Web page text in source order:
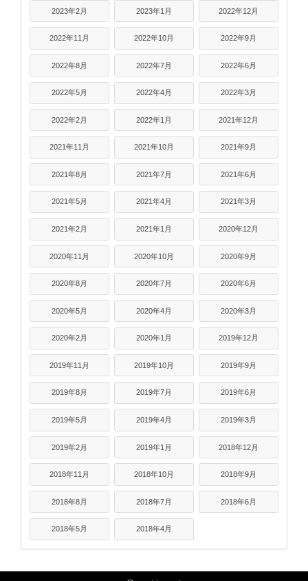
2023年2月 2023年1月 2022年12月
2022年11月 2022年10月 2022年9月
2022年8月 2022年7月 2022年6月
2022年5月 2022年4月 2022年3月
2022年2月 2022年1月 2021年12月
2021年11月 2021年10月 2021年9月
2021年8月 2021年7月 2021年6月
2021年5月 2021年4月 2021年3月
2021年2月 2021年1月 2020年12月
2020年11月 2020年10月 2020年9月
2020年8月 2020年7月 2020年6月
2020年5月 2020年4月 2020年3月
2020年2月 2020年1月 2019年12月
2019年11月 2019年10月 2019年9月
2019年8月 2019年7月 2019年6月
2019年5月 2019年4月 2019年3月
2019年2月 2019年1月 2018年12月
2018年11月 2018年10月 2018年9月
2018年8月 2018年7月 2018年6月
2018年5月 2018年4月